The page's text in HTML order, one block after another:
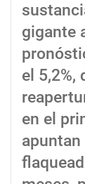
gigante
el 5,2%,
en el
apuntan